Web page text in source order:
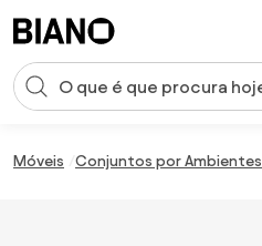
Entrada de pesquisa
Móveis Conjuntos por Ambientes